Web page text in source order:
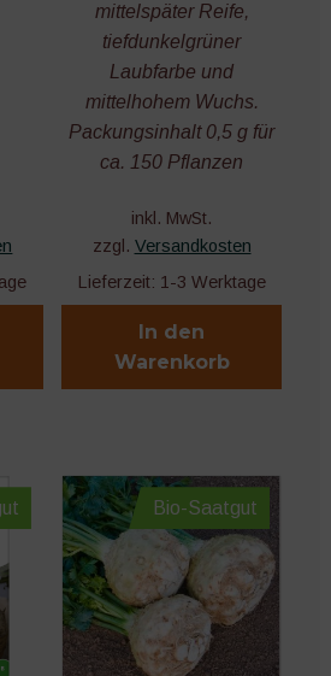
mittelspäter Reife,
tiefdunkelgrüner
Laubfarbe und
mittelhohem Wuchs.
Packungsinhalt 0,5 g für
ca. 150 Pflanzen
inkl. MwSt.
zzgl. Versandkosten
Lieferzeit: 1-3 Werktage
In den
Warenkorb
Bio-Saatgut